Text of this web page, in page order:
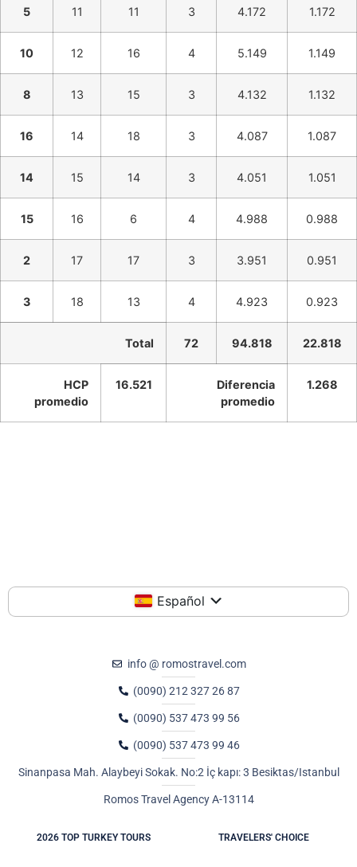
5 11 11 3 4.172 1.172
10 12 16 4 5.149 1.149
8 13 15 3 4.132 1.132
16 14 18 3 4.087 1.087
14 15 14 3 4.051 1.051
15 16 6 4 4.988 0.988
2 17 17 3 3.951 0.951
3 18 13 4 4.923 0.923
Total 72 94.818 22.818
HCP
promedio
16.521
Diferencia
promedio
1.268
Español
info @ romostravel.com
(0090) 212 327 26 87
(0090) 537 473 99 56
(0090) 537 473 99 46
Sinanpasa Mah. Alaybeyi Sokak. No:2 İç kapı: 3 Besiktas/Istanbul
Romos Travel Agency A-13114
2026 TOP TURKEY TOURS TRAVELERS' CHOICE